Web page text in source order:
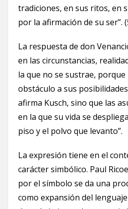
tradiciones, en sus ritos, en
por la afirmación de su ser”.
La respuesta de don
en las circunstancias,
la que no se sustrae,
obstáculo a sus
afirma Kusch, sino que las
en la que su vida se
piso y el polvo que levanto”.
La expresión tiene en el
carácter simbólico. Paul
por el símbolo se da una
como expansión del